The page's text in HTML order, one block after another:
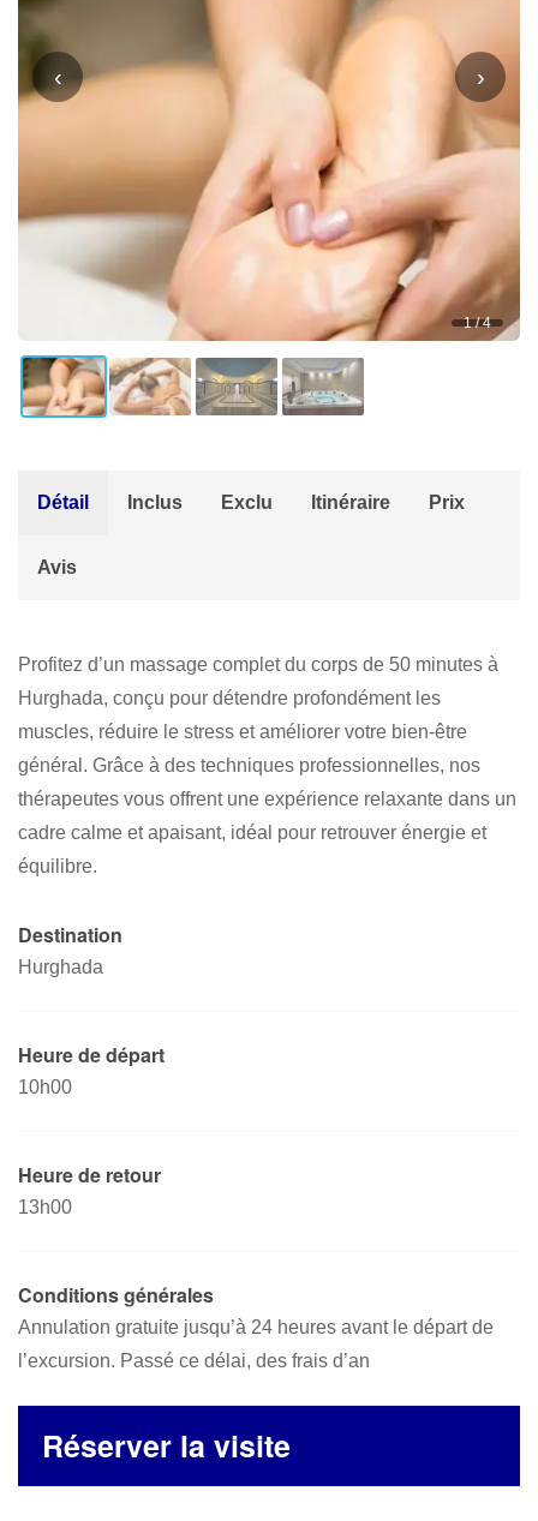
‹ ›
1 / 4
Détail Inclus Exclu Itinéraire Prix
Avis
Profitez d’un massage complet du corps de 50 minutes à
Hurghada, conçu pour détendre profondément les
muscles, réduire le stress et améliorer votre bien-être
général. Grâce à des techniques professionnelles, nos
thérapeutes vous offrent une expérience relaxante dans un
cadre calme et apaisant, idéal pour retrouver énergie et
équilibre.
Destination
Hurghada
Heure de départ
10h00
Heure de retour
13h00
Conditions générales
Annulation gratuite jusqu’à 24 heures avant le départ de
l’excursion. Passé ce délai, des frais d’an
Réserver la visite